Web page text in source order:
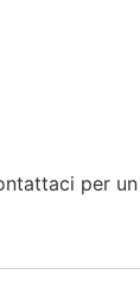
per un